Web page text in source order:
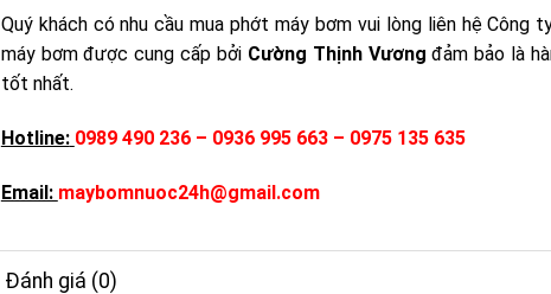
Quý khách có nhu cầu mua phớt máy bơm vui lòng liên hệ
máy bơm được cung cấp bởi Cường Thịnh Vươngđảm bảo là
tốt nhất.
Hotline: 0989 490 236 – 0936 995 663 – 0975 135 635
Email: maybomnuoc24h@gmail.com
Đánh giá (0)